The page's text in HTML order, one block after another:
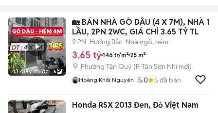
43 giây trước 5
🏡 BÁN NHÀ GÒ DẦU (4 X 7M), NHÀ 1
LẦU, 2PN 2WC, GIÁ CHỈ 3.65 TỶ TL
2 PN Hướng Bắc Nhà ngõ, hẻm
3,65 tỷ 146 tr/m² 25 m²
Phường Tân Quý (P. Tân Sơn Nhì mới)
Hoàng Khôi Nguyên 5.0 5 đã bán
Honda RSX 2013 Đen, Đỏ Việt Nam